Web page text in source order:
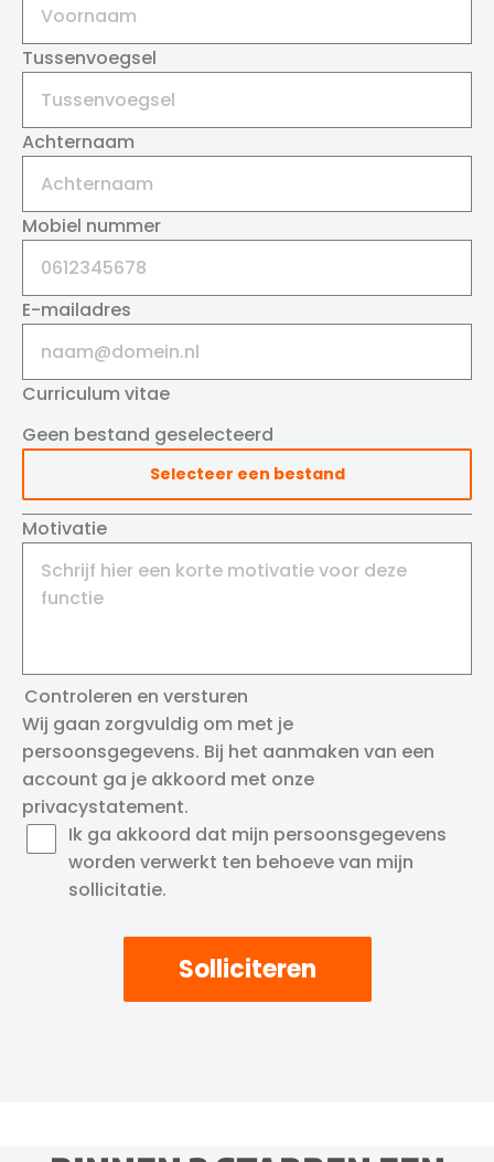
Tussenvoegsel
Achternaam
Mobiel nummer
E-mailadres
Curriculum vitae
Geen bestand geselecteerd
Selecteer een bestand
Motivatie
Controleren en versturen
Wij gaan zorgvuldig om met je
persoonsgegevens. Bij het aanmaken van een
account ga je akkoord met onze
privacystatement.
Ik ga akkoord dat mijn persoonsgegevens
worden verwerkt ten behoeve van mijn
sollicitatie.
Solliciteren